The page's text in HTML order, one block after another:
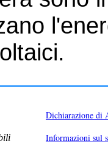
Dichiarazione di
Informazioni sul